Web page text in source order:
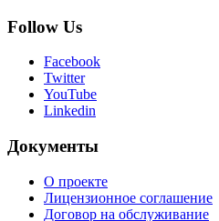
Follow Us
Facebook
Twitter
YouTube
Linkedin
Документы
О проекте
Лицензионное соглашение
Договор на обслуживание